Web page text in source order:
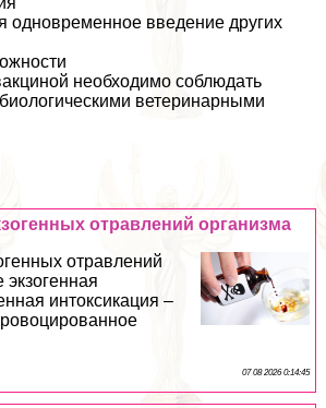
одновременное введение других
необходимо соблюдать
ветеринарными
отравлений организма
отравлений
экзогенная
интоксикация –
07 08 2026 0:14:45